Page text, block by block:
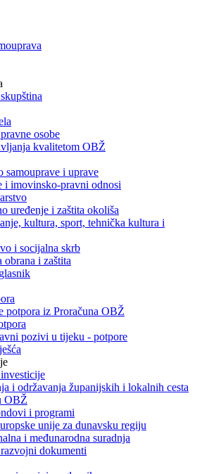
osobe
kvalitetom OBŽ
samouprave i uprave
i imovinsko-pravni odnosi
uređenje i zaštita okoliša
kultura, sport, tehnička kultura i
i socijalna skrb
i zaštita
potpora iz Proračuna OBŽ
pozivi u tijeku - potpore
i održavanja županijskih i lokalnih cesta
OBŽ
i programi
unije za dunavsku regiju
i međunarodna suradnja
dokumenti